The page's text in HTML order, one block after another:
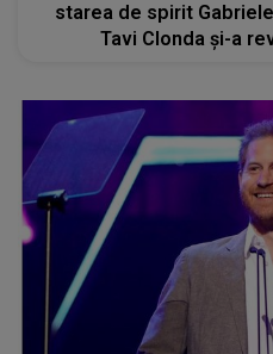
starea de spirit
Tavi Clonda și-a